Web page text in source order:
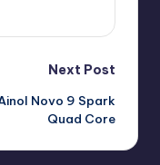
Next Post
Novo 9 Spark
Quad Core